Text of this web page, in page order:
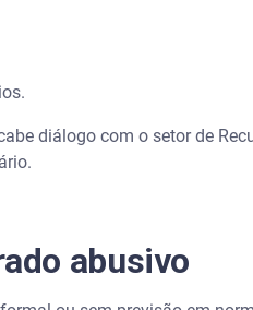
diálogo com o setor de
abusivo